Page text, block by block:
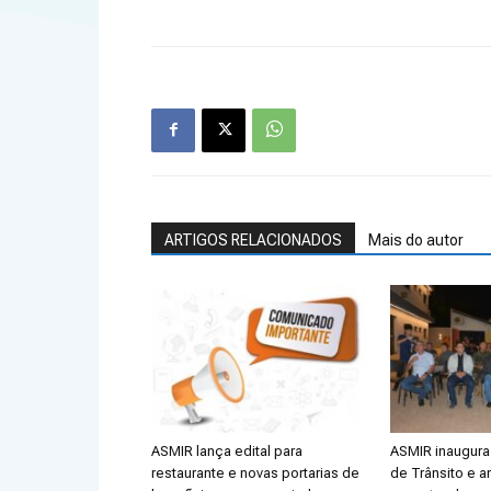
ARTIGOS RELACIONADOS Mais do autor
ASMIR lança edital para
restaurante e novas portarias de
ASMIR
de Trânsito e